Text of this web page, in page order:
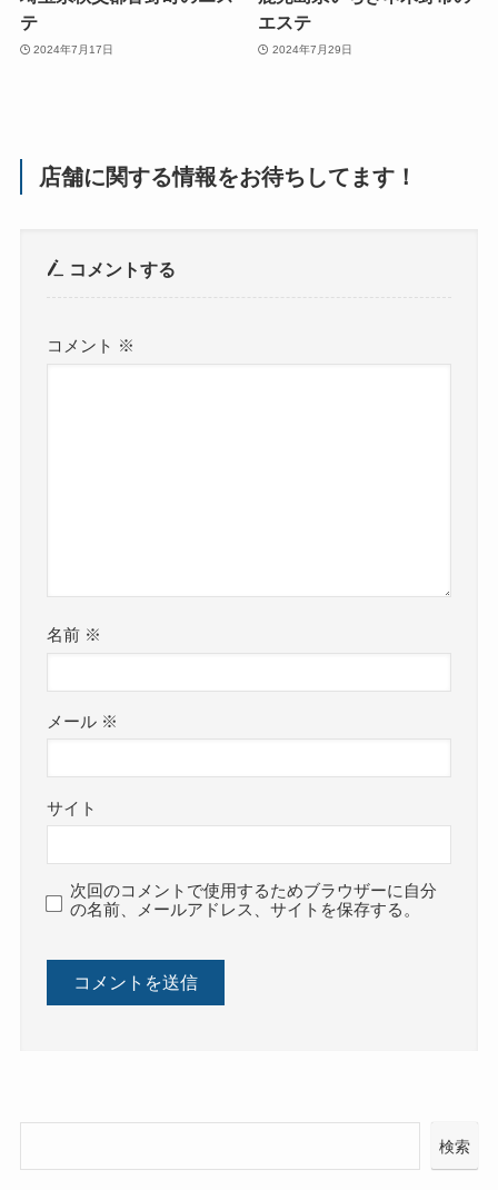
テ
2024年7月17日
エステ
2024年7月29日
店舗に関する情報をお待ちしてます！
コメントする
コメント ※
名前 ※
メール ※
サイト
次回のコメントで使用するためブラウザーに自分
の名前、メールアドレス、サイトを保存する。
検索